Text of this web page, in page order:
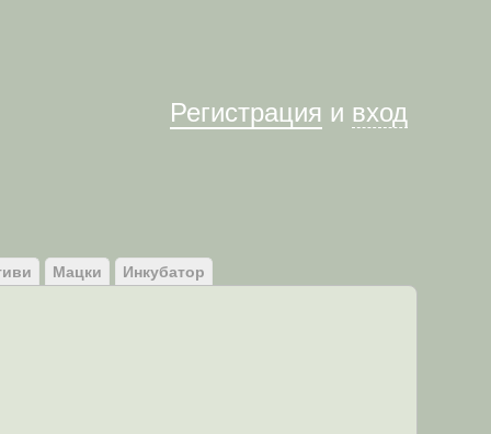
Регистрация и вход
Мацки Инкубатор